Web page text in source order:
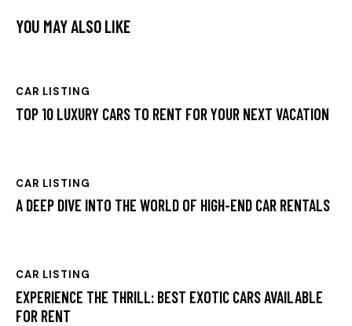
YOU MAY ALSO LIKE
CAR LISTING
TOP 10 LUXURY CARS TO RENT FOR YOUR NEXT VACATION
CAR LISTING
A DEEP DIVE INTO THE WORLD OF HIGH-END CAR RENTALS
CAR LISTING
EXPERIENCE THE THRILL: BEST EXOTIC CARS AVAILABLE
FOR RENT